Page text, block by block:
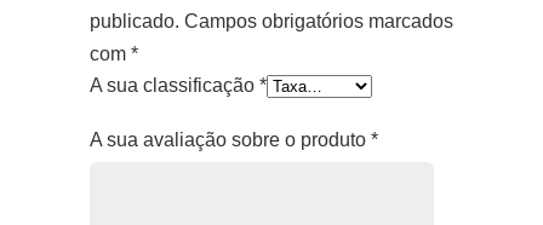
publicado. Campos obrigatórios marcados
com *
A sua classificação *
A sua avaliação sobre o produto *